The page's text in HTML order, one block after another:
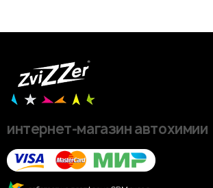
интернет-магазин автохимии